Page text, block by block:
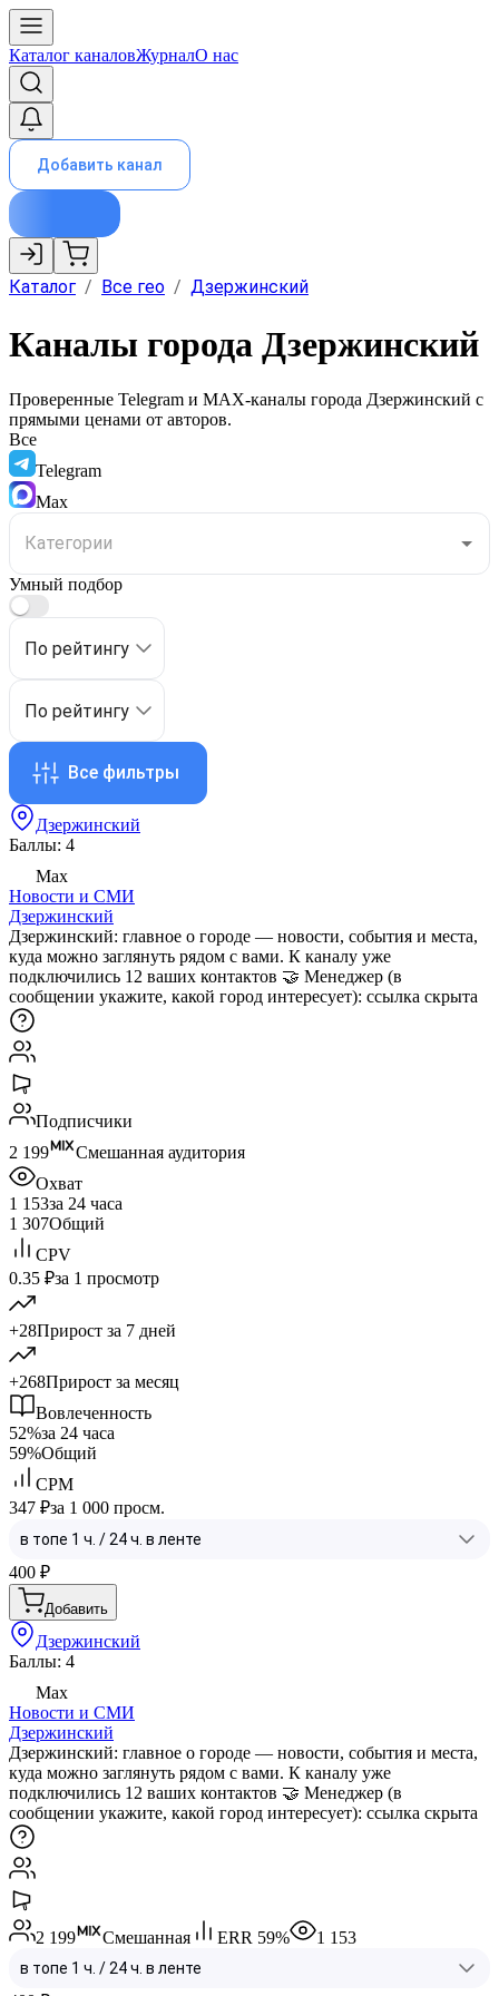
Каталог каналовЖурналО нас
Добавить канал
Каталог / Все гео / Дзержинский
Каналы города Дзержинский
Проверенные Telegram и MAX-каналы города Дзержинский с
прямыми ценами от авторов.
Все
Telegram
Max
Умный подбор
По рейтингу
По рейтингу
Все фильтры
Дзержинский
Баллы: 4
Max
Новости и СМИ
Дзержинский
Дзержинский: главное о городе — новости, события и места,
куда можно заглянуть рядом с вами. К каналу уже
подключились 12 ваших контактов 🤝 Менеджер (в
сообщении укажите, какой город интересует): ссылка скрыта
Подписчики
2 199
Смешанная аудитория
Охват
1 153за 24 часа
1 307Общий
CPV
0.35 ₽за 1 просмотр
+28Прирост за 7 дней
+268Прирост за месяц
Вовлеченность
52%за 24 часа
59%Общий
CPM
347 ₽за 1 000 просм.
400 ₽
Добавить
Дзержинский
Баллы: 4
Max
Новости и СМИ
Дзержинский
Дзержинский: главное о городе — новости, события и места,
куда можно заглянуть рядом с вами. К каналу уже
подключились 12 ваших контактов 🤝 Менеджер (в
сообщении укажите, какой город интересует): ссылка скрыта
2 199 Смешанная ERR 59% 1 153